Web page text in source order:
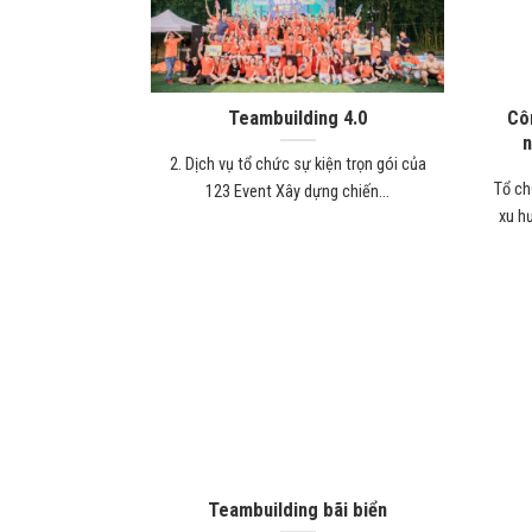
Teambuilding 4.0
2. Dịch vụ tổ chức sự kiện trọn gói của
123 Event Xây dựng chiến...
Tổ
xu
Teambuilding bãi biển